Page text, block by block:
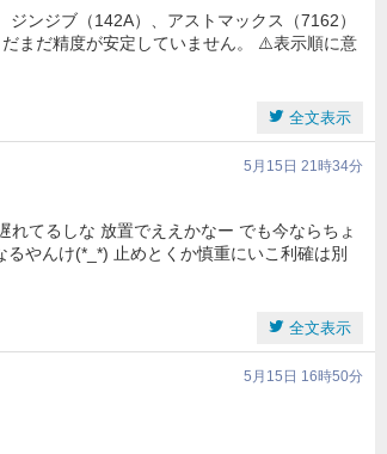
ンジブ（142A）、アストマックス（7162）
まだ精度が安定していません。 ⚠️表示順に意
全文表示
5月15日 21時34分
てるしな 放置でええかなー でも今ならちょ
やんけ(*_*) 止めとくか慎重にいこ利確は別
全文表示
5月15日 16時50分